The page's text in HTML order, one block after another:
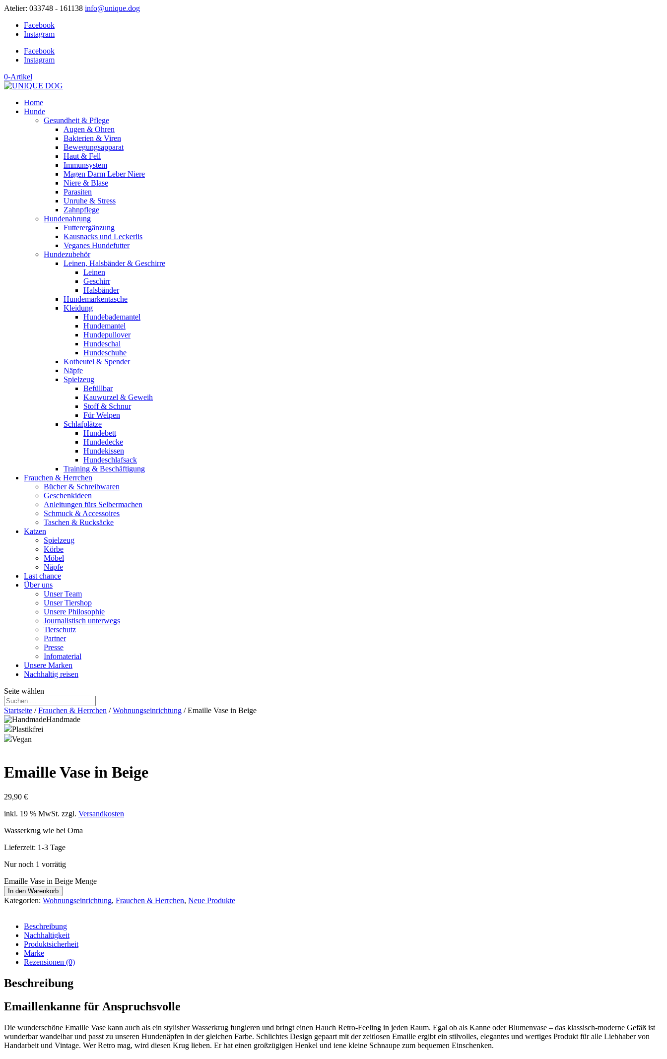
Atelier: 033748 - 161138 info@unique.dog
Facebook
Instagram
Facebook
Instagram
0-Artikel
Home
Hunde
Gesundheit & Pflege
Augen & Ohren
Bakterien & Viren
Bewegungsapparat
Haut & Fell
Immunsystem
Magen Darm Leber Niere
Niere & Blase
Parasiten
Unruhe & Stress
Zahnpflege
Hundenahrung
Futterergänzung
Kausnacks und Leckerlis
Veganes Hundefutter
Hundezubehör
Leinen, Halsbänder & Geschirre
Leinen
Geschirr
Halsbänder
Hundemarkentasche
Kleidung
Hundebademantel
Hundemantel
Hundepullover
Hundeschal
Hundeschuhe
Kotbeutel & Spender
Näpfe
Spielzeug
Befüllbar
Kauwurzel & Geweih
Stoff & Schnur
Für Welpen
Schlafplätze
Hundebett
Hundedecke
Hundekissen
Hundeschlafsack
Training & Beschäftigung
Frauchen & Herrchen
Bücher & Schreibwaren
Geschenkideen
Anleitungen fürs Selbermachen
Schmuck & Accessoires
Taschen & Rucksäcke
Katzen
Spielzeug
Körbe
Möbel
Näpfe
Last chance
Über uns
Unser Team
Unser Tiershop
Unsere Philosophie
Journalistisch unterwegs
Tierschutz
Partner
Presse
Infomaterial
Unsere Marken
Nachhaltig reisen
Seite wählen
Startseite /Frauchen & Herrchen /Wohnungseinrichtung / Emaille Vase in Beige
Handmade
Plastikfrei
Vegan
Emaille Vase in Beige
29,90 €
inkl. 19 % MwSt. zzgl. Versandkosten
Wasserkrug wie bei Oma
Lieferzeit: 1-3 Tage
Nur noch 1 vorrätig
Emaille Vase in Beige Menge
In den Warenkorb
Kategorien: Wohnungseinrichtung, Frauchen & Herrchen, Neue Produkte
Beschreibung
Nachhaltigkeit
Produktsicherheit
Marke
Rezensionen (0)
Beschreibung
Emaillenkanne für Anspruchsvolle
Die wunderschöne Emaille Vase kann auch als ein stylisher Wasserkrug fungieren und bringt einen Hauch Retro-Feeling in jeden Raum. Egal ob als Kanne oder Blumenvase – das klassisch-moderne Gefäß ist
wunderbar wandelbar und passt zu unseren Hundenäpfen in der gleichen Farbe. Schlichtes Design gepaart mit der zeitlosen Emaille ergibt ein stilvolles, elegantes und wertiges Produkt für alle Liebhaber von
Handarbeit und Vintage. Wer Retro mag, wird diesen Krug lieben. Er hat einen großzügigen Henkel und iene kleine Schnaupe zum bequemen Einschenken.